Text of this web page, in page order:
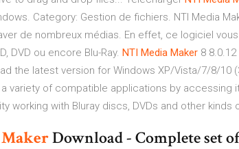
Category: Gestion de fichiers. NTI Media
de nombreux médias. En effet, ce logiciel
DVD ou encore Blu-Ray. NTI Media Maker 8
the latest version for Windows XP/Vista/7/8/10
variety of compatible applications by accessing
working with Bluray discs, DVDs and other kinds
MakerDownload - Complete set